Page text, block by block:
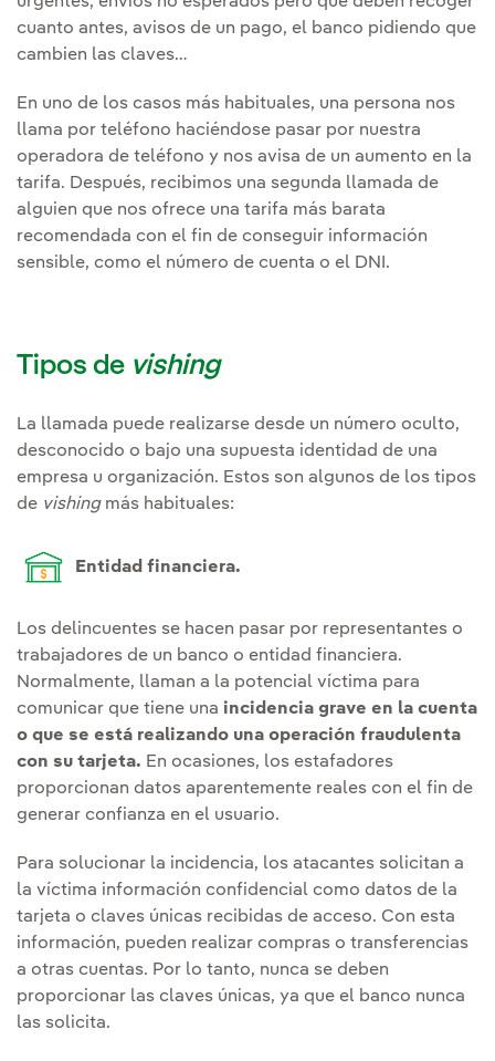
cuanto antes, avisos de un pago, el banco pidiendo que
cambien las claves…
En uno de los casos más habituales, una persona nos
llama por teléfono haciéndose pasar por nuestra
operadora de teléfono y nos avisa de un aumento en la
tarifa. Después, recibimos una segunda llamada de
alguien que nos ofrece una tarifa más barata
recomendada con el fin de conseguir información
sensible, como el número de cuenta o el DNI.
Tipos de vishing
La llamada puede realizarse desde un número oculto,
desconocido o bajo una supuesta identidad de una
empresa u organización. Estos son algunos de los tipos
de vishingmás habituales:
Entidad financiera.
Los delincuentes se hacen pasar por representantes o
trabajadores de un banco o entidad financiera.
Normalmente, llaman a la potencial víctima para
comunicar que tiene una incidencia grave en la cuenta
o que se está realizando una operación fraudulenta
con su tarjeta. En ocasiones, los estafadores
proporcionan datos aparentemente reales con el fin de
generar confianza en el usuario.
Para solucionar la incidencia, los atacantes solicitan a
la víctima información confidencial como datos de la
tarjeta o claves únicas recibidas de acceso. Con esta
información, pueden realizar compras o transferencias
a otras cuentas. Por lo tanto, nunca se deben
proporcionar las claves únicas, ya que el banco nunca
las solicita.